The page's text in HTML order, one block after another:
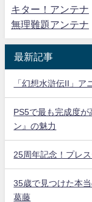
キター！アンテナ
無理難題アンテナ
最新記事
「幻想水滸伝II」ア
PS5で最も完成度が
ン』の魅力
25周年記念！プレ
35歳で見つけた本
葛藤